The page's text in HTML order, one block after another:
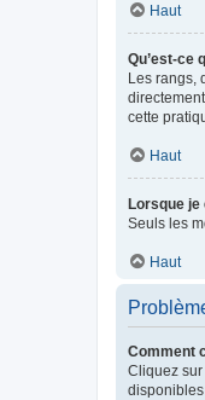
Haut
Qu’est-ce
Les rangs,
cette
Haut
Lorsque je
Seuls les
Haut
Comment
Cliquez sur